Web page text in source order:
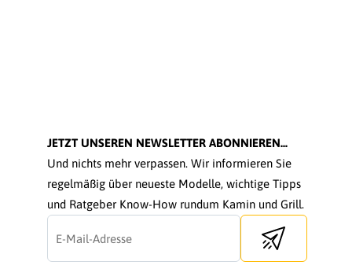
JETZT UNSEREN NEWSLETTER ABONNIEREN...
Und nichts mehr verpassen. Wir informieren Sie
regelmäßig über neueste Modelle, wichtige Tipps
und Ratgeber Know-How rundum Kamin und Grill.
Send newsletter